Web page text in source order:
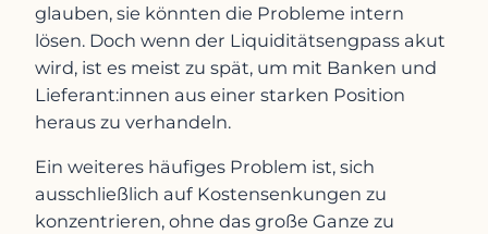
glauben, sie könnten die Probleme intern
lösen. Doch wenn der Liquiditätsengpass akut
wird, ist es meist zu spät, um mit Banken und
Lieferant:innen aus einer starken Position
heraus zu verhandeln.
Ein weiteres häufiges Problem ist, sich
ausschließlich auf Kostensenkungen zu
konzentrieren, ohne das große Ganze zu